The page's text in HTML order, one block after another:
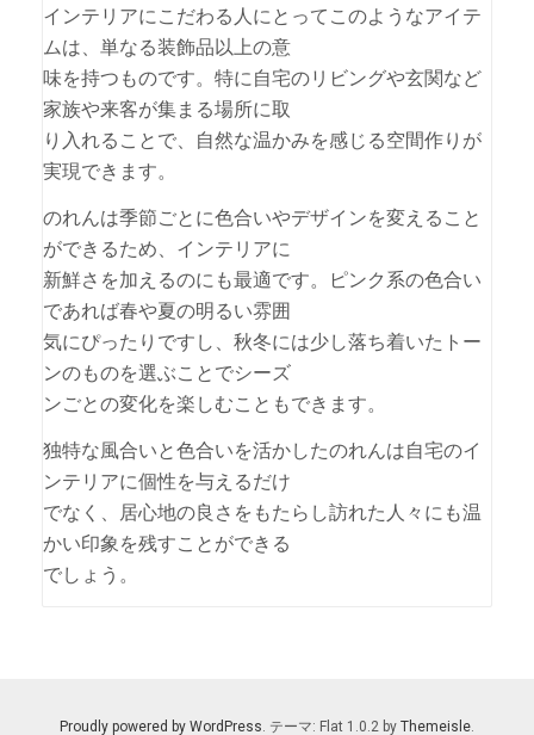
インテリアにこだわる人にとってこのようなアイテ
ムは、単なる装飾品以上の意
味を持つものです。特に自宅のリビングや玄関など
家族や来客が集まる場所に取
り入れることで、自然な温かみを感じる空間作りが
実現できます。
のれんは季節ごとに色合いやデザインを変えること
ができるため、インテリアに
新鮮さを加えるのにも最適です。ピンク系の色合い
であれば春や夏の明るい雰囲
気にぴったりですし、秋冬には少し落ち着いたトー
ンのものを選ぶことでシーズ
ンごとの変化を楽しむこともできます。
独特な風合いと色合いを活かしたのれんは自宅のイ
ンテリアに個性を与えるだけ
でなく、居心地の良さをもたらし訪れた人々にも温
かい印象を残すことができる
でしょう。
Proudly powered by WordPress. テーマ: Flat 1.0.2 by Themeisle.